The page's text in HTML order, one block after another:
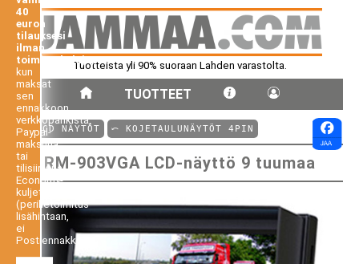
Tuotteista yli 90% suoraan Lahden varastolta.
TUOTTEET
40
euron
tilauksesi
ilman
toimituskuluja,
kun
maksat
sen
ennakkoon
verkkopankista,
Paypal-
maksuna
tai
tilisiirtona.
Economy-
kuljetus
(perilletoimitus
lisähintaan,
ei
Postiennakko).
⤺ LCD NÄYTÖT ⤺ KOJETAULUNÄYTÖT 4PIN
RM-903VGA LCD-näyttö 9 tuumaa